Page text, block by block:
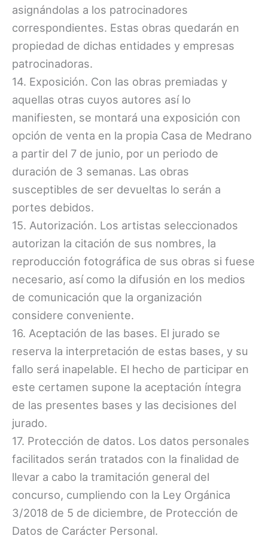
asignándolas a los patrocinadores
correspondientes. Estas obras quedarán en
propiedad de dichas entidades y empresas
patrocinadoras.
14. Exposición. Con las obras premiadas y
aquellas otras cuyos autores así lo
manifiesten, se montará una exposición con
opción de venta en la propia Casa de Medrano
a partir del 7 de junio, por un periodo de
duración de 3 semanas. Las obras
susceptibles de ser devueltas lo serán a
portes debidos.
15. Autorización. Los artistas seleccionados
autorizan la citación de sus nombres, la
reproducción fotográfica de sus obras si fuese
necesario, así como la difusión en los medios
de comunicación que la organización
considere conveniente.
16. Aceptación de las bases. El jurado se
reserva la interpretación de estas bases, y su
fallo será inapelable. El hecho de participar en
este certamen supone la aceptación íntegra
de las presentes bases y las decisiones del
jurado.
17. Protección de datos. Los datos personales
facilitados serán tratados con la finalidad de
llevar a cabo la tramitación general del
concurso, cumpliendo con la Ley Orgánica
3/2018 de 5 de diciembre, de Protección de
Datos de Carácter Personal.